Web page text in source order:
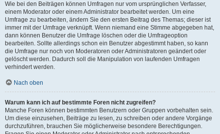
Wie bei den Beiträgen können Umfragen nur vom ursprünglichen Verfasser,
einem Moderator oder einem Administrator bearbeitet werden. Um eine
Umfrage zu bearbeiten, ändern Sie den ersten Beitrag des Themas; dieser ist
immer mit der Umfrage verknüpft. Wenn niemand eine Stimme abgegeben hat,
dann können Benutzer die Umfrage löschen oder die Umfrageoption
bearbeiten. Sollte allerdings schon ein Benutzer abgestimmt haben, so kann
die Umfrage nur noch von Moderatoren oder Administratoren geändert oder
gelöscht werden. Dadurch soll die Manipulation von laufenden Umfragen
verhindert werden.
Nach oben
Warum kann ich auf bestimmte Foren nicht zugreifen?
Manche Foren können bestimmten Benutzern oder Gruppen vorbehalten sein.
Um diese einzusehen, Beiträge zu lesen, zu schreiben oder andere Vorgänge
durchzuführen, brauchen Sie möglicherweise besondere Berechtigungen.